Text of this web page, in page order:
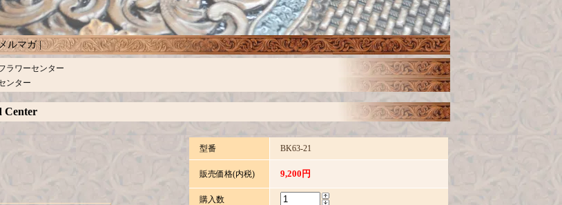
ルマガ|
ラワーセンター
ンター
Center
型番 BK63-21
販売価格(内税) 9,200円
購入数